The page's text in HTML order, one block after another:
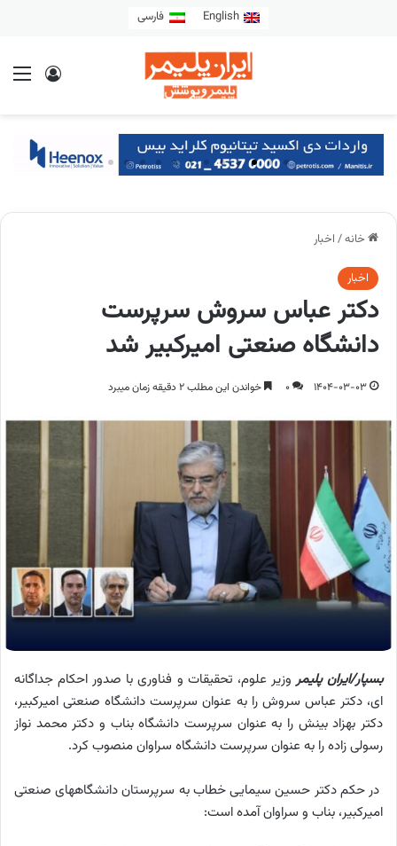
English فارسی
خانه/ اخبار
اخبار
دکتر عباس سروش سرپرست
دانشگاه‌ صنعتی امیرکبیر شد
1404-03-03
0 خواندن این مطلب 2 دقیقه زمان میبرد
بسپار/ایران پلیمر وزیر علوم، تحقیقات و فناوری با صدور احکام جداگانه
ای، دکتر عباس سروش را به عنوان سرپرست دانشگاه صنعتی امیرکبیر،
دکتر بهزاد بینش را به عنوان سرپرست دانشگاه بناب و دکتر محمد نواز
رسولی زاده را به عنوان سرپرست دانشگاه سراوان منصوب کرد.
در حکم دکتر حسین سیمایی خطاب به سرپرستان دانشگاههای صنعتی
امیرکبیر، بناب و سراوان آمده است: